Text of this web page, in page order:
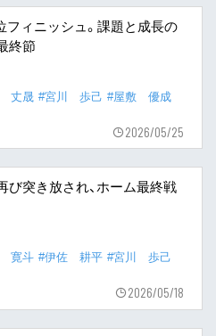
フィニッシュ。課題と成長の
終節
丈晟 #宮川 歩己 #屋敷 優成
2026/05/25
び突き放され、ホーム最終戦
寛斗 #伊佐 耕平 #宮川 歩己
2026/05/18